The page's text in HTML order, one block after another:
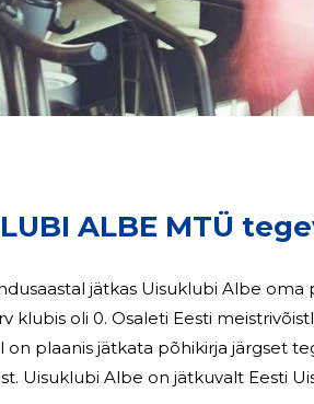
ALBE MTÜ
jätkas Uisuklubi Albe
klubis oli 0. Osaleti Eesti
on plaanis jätkata põhikirja järgset
kiiruisutamist. Uisuklubi Albe on jätkuvalt